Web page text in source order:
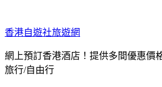
至
主
要
內
香港自遊社旅遊網
網上預訂香港酒店！提供多間優惠價
旅行/自由行